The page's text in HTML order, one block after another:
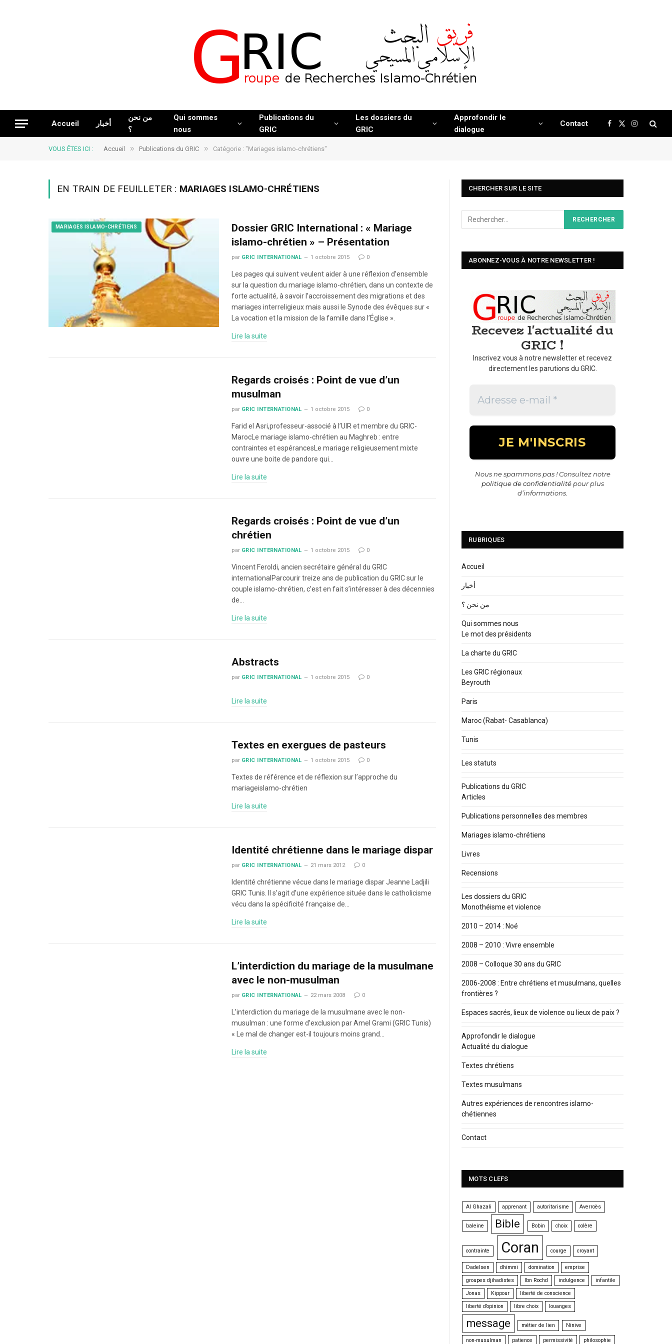
Accueil أخبار
من نحن
؟
Qui sommes
nous
Publications du
GRIC
Les dossiers du
GRIC
Approfondir le
dialogue
Contact Facebook
X
(Twitter)
Instagram
VOUS ÊTES ICI : Accueil » Publications du GRIC » Catégorie : "Mariages islamo-chrétiens"
EN TRAIN DE FEUILLETER : MARIAGES ISLAMO-CHRÉTIENS
MARIAGES ISLAMO-CHRÉTIENS
Dossier GRIC International : « Mariage
islamo-chrétien » – Présentation
par GRIC INTERNATIONAL 1 octobre 2015 0
Les pages qui suivent veulent aider à une réflexion d’ensemble
sur la question du mariage islamo-chrétien, dans un contexte de
forte actualité, à savoir l’accroissement des migrations et des
mariages interreligieux mais aussi le Synode des évêques sur «
La vocation et la mission de la famille dans l’Église ».
Lire la suite
Regards croisés : Point de vue d’un
musulman
par GRIC INTERNATIONAL 1 octobre 2015 0
Farid el Asri,professeur-associé à l’UIR et membre du GRIC-
MarocLe mariage islamo-chrétien au Maghreb : entre
contraintes et espérancesLe mariage religieusement mixte
ouvre une boite de pandore qui…
Lire la suite
Regards croisés : Point de vue d’un
chrétien
par GRIC INTERNATIONAL 1 octobre 2015 0
Vincent Feroldi, ancien secrétaire général du GRIC
internationalParcourir treize ans de publication du GRIC sur le
couple islamo-chrétien, c’est en fait s’intéresser à des décennies
de…
Lire la suite
Abstracts
par GRIC INTERNATIONAL 1 octobre 2015 0
Lire la suite
Textes en exergues de pasteurs
par GRIC INTERNATIONAL 1 octobre 2015 0
Textes de référence et de réflexion sur l’approche du
mariageislamo-chrétien
Lire la suite
Identité chrétienne dans le mariage dispar
par GRIC INTERNATIONAL 21 mars 2012 0
Identité chrétienne vécue dans le mariage dispar Jeanne Ladjili
GRIC Tunis. Il s’agit d’une expérience située dans le catholicisme
vécu dans la spécificité française de…
Lire la suite
L’interdiction du mariage de la musulmane
avec le non-musulman
par GRIC INTERNATIONAL 22 mars 2008 0
L’interdiction du mariage de la musulmane avec le non-
musulman : une forme d’exclusion par Amel Grami (GRIC Tunis)
« Le mal de changer est-il toujours moins grand…
Lire la suite
CHERCHER SUR LE SITE
ABONNEZ-VOUS À NOTRE NEWSLETTER !
Recevez l'actualité du
GRIC !
Inscrivez vous à notre newsletter et recevez
directement les parutions du GRIC.
Nous ne spammons pas ! Consultez notre
politique de confidentialitépour plus
d’informations.
RUBRIQUES
Accueil
أخبار
من نحن ؟
Qui sommes nous
Le mot des présidents
La charte du GRIC
Les GRIC régionaux
Beyrouth
Paris
Maroc (Rabat- Casablanca)
Tunis
Les statuts
Publications du GRIC
Articles
Publications personnelles des membres
Mariages islamo-chrétiens
Livres
Recensions
Les dossiers du GRIC
Monothéisme et violence
2010 – 2014 : Noé
2008 – 2010 : Vivre ensemble
2008 – Colloque 30 ans du GRIC
2006-2008 : Entre chrétiens et musulmans, quelles
frontières ?
Espaces sacrés, lieux de violence ou lieux de paix ?
Approfondir le dialogue
Actualité du dialogue
Textes chrétiens
Textes musulmans
Autres expériences de rencontres islamo-
chétiennes
Contact
MOTS CLEFS
Al Ghazali apprenant autoritarisme Averroès
baleine Bible Bobin choix colère
contrainte Coran courge croyant
Dadelsen dhimmi domination
emprise
groupes djihadistes
Ibn Rochd indulgence
infantile
Jonas
Kippour
liberté de conscience
liberté d’opinion
libre choix louanges
message métier de lien Ninive
non-musulman patience permissivité philosophie